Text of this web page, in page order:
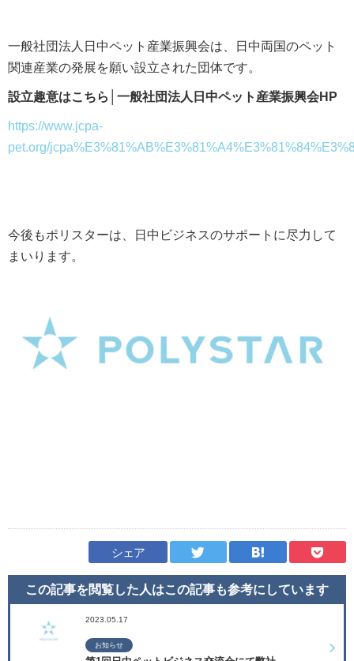
一般社団法人日中ペット産業振興会は、日中両国のペット
関連産業の発展を願い設立された団体です。
設立趣意はこちら│一般社団法人日中ペット産業振興会HP
https://www.jcpa-
pet.org/
今後もポリスターは、日中ビジネスのサポートに尽力して
まいります。
シェア
この記事を閲覧した人はこの記事も参考にしています
2023.05.17
お知らせ